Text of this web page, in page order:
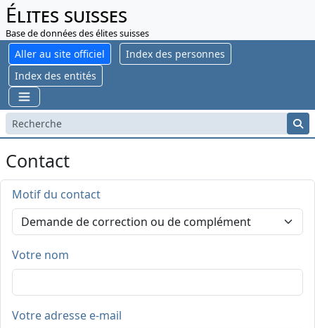
Élites suisses
Base de données des élites suisses
Aller au site officiel
Index des personnes
Index des entités
Contact
Motif du contact
Votre nom
Votre adresse e-mail